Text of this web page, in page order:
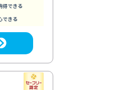
得できる
できる